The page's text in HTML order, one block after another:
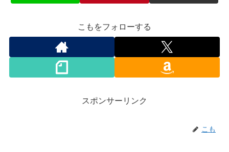
こもをフォローする
スポンサーリンク
こも